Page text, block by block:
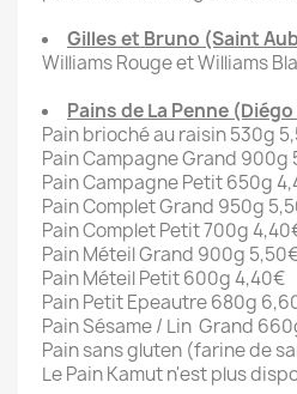
Gilles et Bruno (Saint
Williams Rouge et Williams
Pains de La Penne
Pain brioché au raisin 530g
Pain Campagne Grand 900g
Pain Campagne Petit 650g
Pain Complet Grand 950g
Pain Complet Petit 700g
Pain Méteil Grand 900g
Pain Méteil Petit 600g 4,40€
Pain Petit Epeautre 680g
Pain Sésame / Lin Grand
Pain sans gluten (farine de
Le Pain Kamut n'est plus